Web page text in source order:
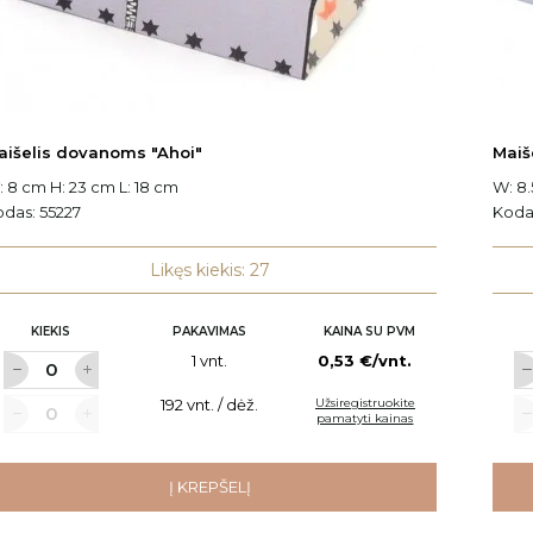
dovanoms "Ahoi"
8 cm H: 23 cm L: 18 cm
55227
Likęs kiekis: 27
KIEKIS PAKAVIMAS KAINA SU PVM
1 vnt. 0,53 €/vnt.
192 vnt. / dėž.
Užsiregistruokite
pamatyti kainas
Į KREPŠELĮ
W: